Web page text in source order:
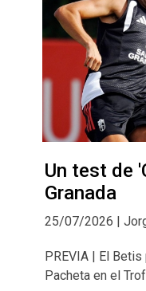
Un test de
Granada
25/07/2026 |
PREVIA | El
Pacheta en el